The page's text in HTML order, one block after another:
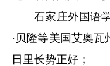
石家庄外国语学
·贝隆等美国艾奥
日里长势正好；